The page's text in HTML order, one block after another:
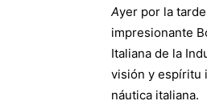
Ayer por la
impresionante
Italiana de la
visión y espíritu
náutica italiana.